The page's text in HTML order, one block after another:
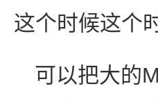
这个时候这个
可以把大的